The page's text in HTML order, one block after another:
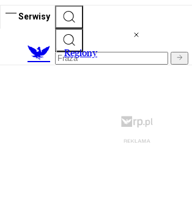
Serwisy
Regiony